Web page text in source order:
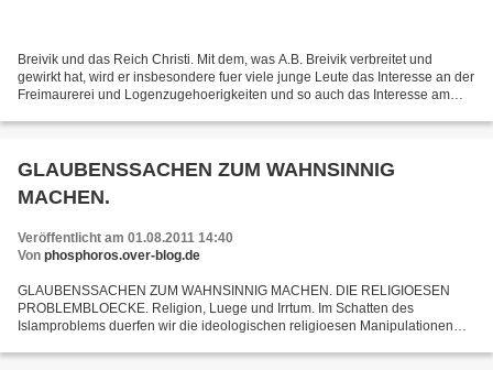
Breivik und das Reich Christi. Mit dem, was A.B. Breivik verbreitet und
gewirkt hat, wird er insbesondere fuer viele junge Leute das Interesse an der
Freimaurerei und Logenzugehoerigkeiten und so auch das Interesse am
GLAUBENSSACHEN ZUM WAHNSINNIG
MACHEN.
Veröffentlicht am 01.08.2011 14:40
Von phosphoros.over-blog.de
GLAUBENSSACHEN ZUM WAHNSINNIG MACHEN. DIE RELIGIOESEN
PROBLEMBLOECKE. Religion, Luege und Irrtum. Im Schatten des
Islamproblems duerfen wir die ideologischen religioesen Manipulationen
kritischen...